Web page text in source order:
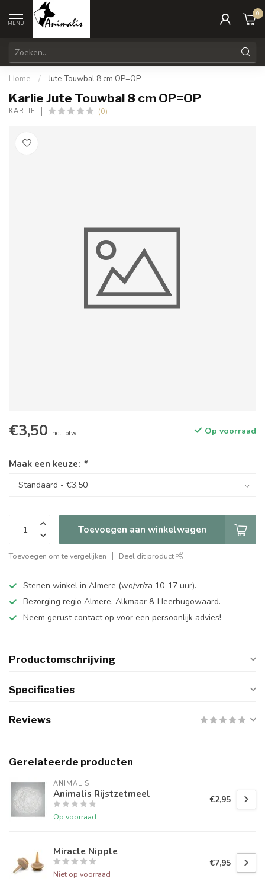
MENU
0
Home / Jute Touwbal 8 cm OP=OP
Karlie Jute Touwbal 8 cm OP=OP
KARLIE (0)
€3,50 Incl. btw Op voorraad
Maak een keuze: *
Toevoegen aan winkelwagen
Toevoegen om te vergelijken Deel dit product
Stenen winkel in Almere (wo/vr/za 10-17 uur).
Bezorging regio Almere, Alkmaar & Heerhugowaard.
Neem gerust contact op voor een persoonlijk advies!
Productomschrijving
Specificaties
Reviews
Gerelateerde producten
ANIMALIS
Animalis Rijstzetmeel
Op voorraad
€2,95
Miracle Nipple
Niet op voorraad
€7,95